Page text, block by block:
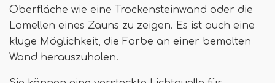
Oberfläche wie eine Trockensteinwand oder die
Lamellen eines Zauns zu zeigen. Es ist auch eine
kluge Möglichkeit, die Farbe an einer bemalten
Wand herauszuholen.